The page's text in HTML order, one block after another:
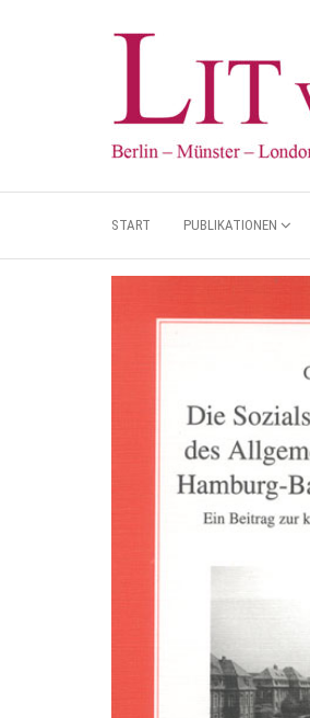
START PUBLIKATIONEN